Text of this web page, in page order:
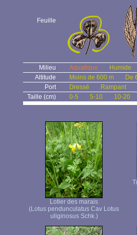
Feuille
Milieu Aquatique Humide
Altitude
Moins de 600 m De
Port
Dressé Rampant
Taille (cm)
0-5 5-10 10-20
Lotier des marais
(Lotus pendunculatus Cav Lotus
uliginosus Schk.)